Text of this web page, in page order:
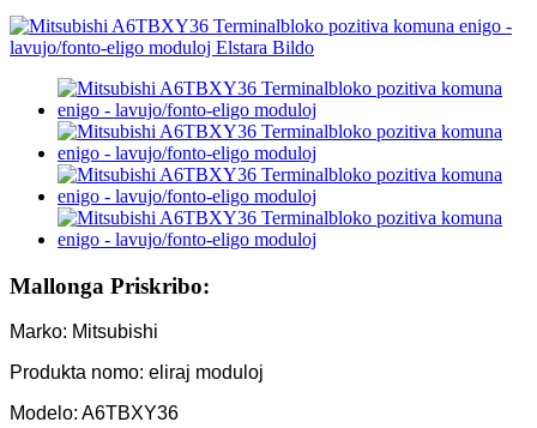
Mallonga Priskribo:
Marko: Mitsubishi
Produkta nomo: eliraj moduloj
Modelo: A6TBXY36